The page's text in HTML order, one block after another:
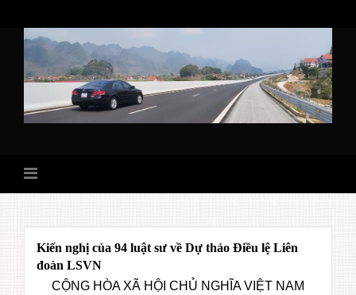
content
Kiến nghị của 94 luật sư về Dự thảo Điều lệ Liên
đoàn LSVN
CỘNG HÒA XÃ HỘI CHỦ NGHĨA VIỆT NAM